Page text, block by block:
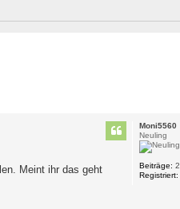
Moni5560
Neuling
Beiträge: 2
Registriert:
Meint ihr das geht